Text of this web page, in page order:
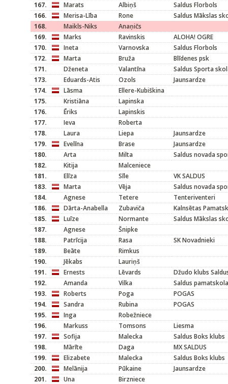
167.
Marats Albiņš
Saldus Florbols
166.
Merisa-Lība Rone
Saldus Mākslas
168.
Maikls-Niks
Anaņičs
169.
Marks Ravinskis
ALOHA! OGRE
170.
Ineta Varnovska
Saldus Florbols
172.
Marta Bruža
Blīdenes psk
171.
Dženeta Valantīna
Saldus Sporta
173.
Eduards-Atis Ozols
Jaunsardze
174.
Lāsma
Ellere-Kubiškina
175.
Kristiāna
Lapinska
176.
Ēriks
Lapinskis
177.
Ieva
Roberta
178.
Laura Liepa
Jaunsardze
179.
Evelīna Brase
Jaunsardze
180.
Arta Milta
Saldus novada
182.
Kitija
Malceniece
181.
Elīza Sīle
VK SALDUS
183.
Marta Vēja
Saldus novada
184.
Agnese Tetere
Tenteriventeri
186.
Dārta-Anabella Zubaviča
Kalnsētas
185.
Luīze Normante
Saldus Mākslas
187.
Agnese
Šnipke
188.
Patrīcija Rasa
SK Novadnieki
189.
Beāte
Rimkus
190.
Jēkabs
Lauriņš
191.
Ernests Lēvards
Džudo klubs
192.
Amanda Vilka
Saldus pamatskola
193.
Roberts Poga
POGAS
194.
Sandra Rubina
POGAS
195.
Inga
Robežniece
196.
Markuss Tomsons
Liesma
197.
Sofija Malecka
Saldus Boks klubs
198.
Mārīte Daga
MX SALDUS
199.
Elizabete Malecka
Saldus Boks klubs
200.
Melānija Pūkaine
Jaunsardze
201.
Una
Birzniece